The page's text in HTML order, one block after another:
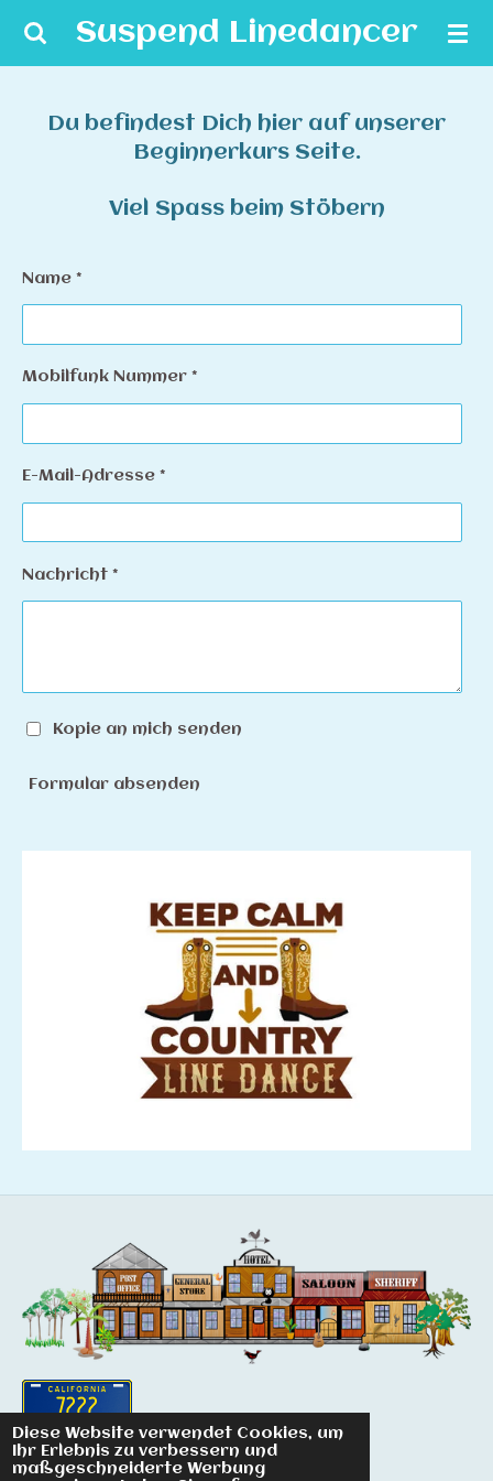
Diese Website verwendet Cookies, um
Ihr Erlebnis zu verbessern und
maßgeschneiderte Werbung
Zum
Suspend Linedancer
Du befindest Dich hier auf unserer
Beginnerkurs Seite.
Viel Spass beim Stöbern
Name *
Mobilfunk Nummer *
E-Mail-Adresse *
Nachricht *
Kopie an mich senden
Formular absenden
© 2022 - 2026 Suspend Linedancer